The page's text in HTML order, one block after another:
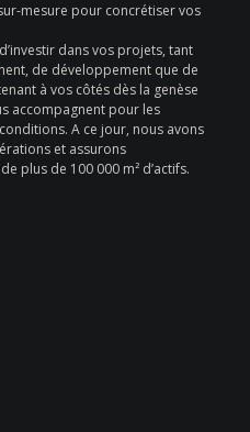
mesure pour concrétiser vos
dans vos projets, tant
de développement que de
à vos côtés dès la genèse
accompagnent pour les
A ce jour, nous avons
et assurons
plus de 100 000 m² d’actifs.